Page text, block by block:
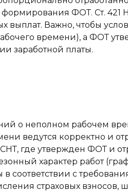
ФОТ. Ст. 421
выплат. Важно, чтобы
времени), а ФОТ
заработной платы.
о неполном рабочем
ведутся корректно и
где утвержден ФОТ и
характер работ
с
страховых взносов,